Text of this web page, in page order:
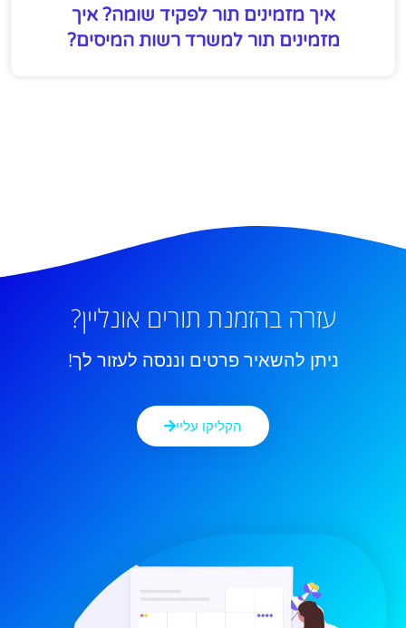
איך מזמינים תור לפקיד שומה? איך
מזמינים תור למשרד רשות המיסים?
עזרה בהזמנת תורים אונליין?
ניתן להשאיר פרטים וננסה לעזור לך!
הקליקו עליי